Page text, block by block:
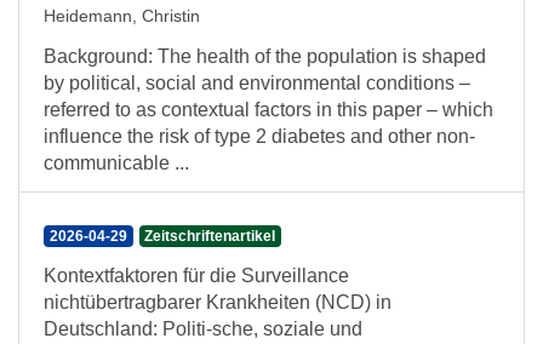
Heidemann, Christin
Background: The health of the population is shaped
by political, social and environmental conditions –
referred to as contextual factors in this paper – which
influence the risk of type 2 diabetes and other non-
communicable ...
2026-04-29 Zeitschriftenartikel
Kontextfaktoren für die Surveillance
nichtübertragbarer Krankheiten (NCD) in
Deutschland: Politi-sche, soziale und